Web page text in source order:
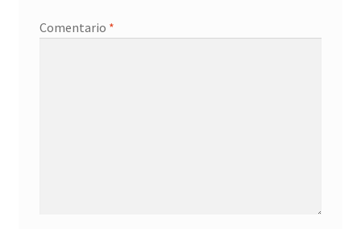
Comentario *